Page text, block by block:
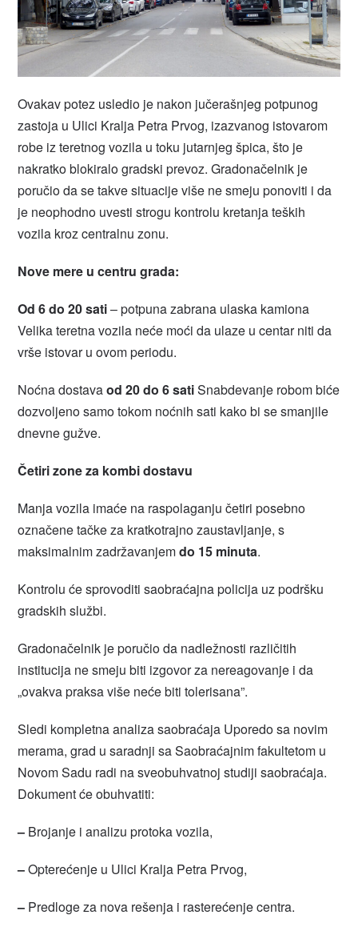
Ovakav potez usledio je nakon jučerašnjeg potpunog
zastoja u Ulici Kralja Petra Prvog, izazvanog istovarom
robe iz teretnog vozila u toku jutarnjeg špica, što je
nakratko blokiralo gradski prevoz. Gradonačelnik je
poručio da se takve situacije više ne smeju ponoviti i da
je neophodno uvesti strogu kontrolu kretanja teških
vozila kroz centralnu zonu.
Nove mere u centru grada:
Od 6 do 20 sati– potpuna zabrana ulaska kamiona
Velika teretna vozila neće moći da ulaze u centar niti da
vrše istovar u ovom periodu.
Noćna dostavaod 20 do 6 satiSnabdevanje robom biće
dozvoljeno samo tokom noćnih sati kako bi se smanjile
dnevne gužve.
Četiri zone za kombi dostavu
Manja vozila imaće na raspolaganju četiri posebno
označene tačke za kratkotrajno zaustavljanje, s
maksimalnim zadržavanjemdo 15 minuta.
Kontrolu će sprovoditi saobraćajna policija uz podršku
gradskih službi.
Gradonačelnik je poručio da nadležnosti različitih
institucija ne smeju biti izgovor za nereagovanje i da
„ovakva praksa više neće biti tolerisana”.
Sledi kompletna analiza saobraćaja Uporedo sa novim
merama, grad u saradnji sa Saobraćajnim fakultetom u
Novom Sadu radi na sveobuhvatnoj studiji saobraćaja.
Dokument će obuhvatiti:
– Brojanje i analizu protoka vozila,
–Opterećenje u Ulici Kralja Petra Prvog,
– Predloge za nova rešenja i rasterećenje centra.